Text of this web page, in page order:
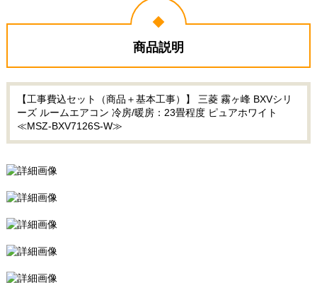
商品説明
【工事費込セット（商品＋基本工事）】 三菱 霧ヶ峰 BXVシリ
ーズ ルームエアコン 冷房/暖房：23畳程度 ピュアホワイト
≪MSZ-BXV7126S-W≫